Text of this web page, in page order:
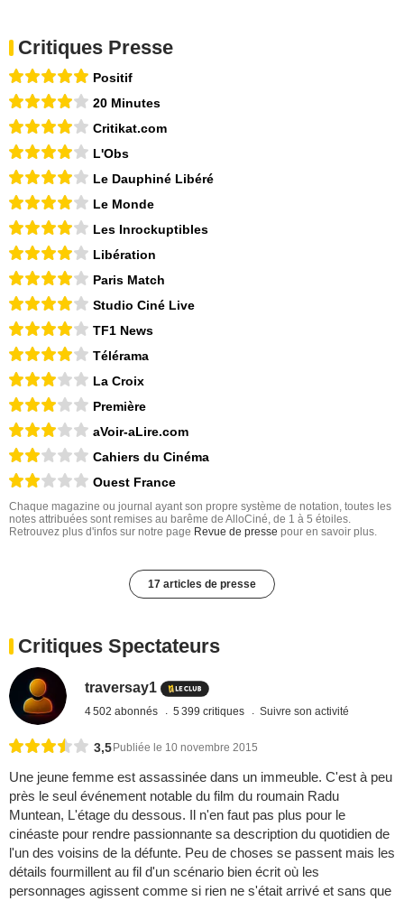
Critiques Presse
Positif
20 Minutes
Critikat.com
L'Obs
Le Dauphiné Libéré
Le Monde
Les Inrockuptibles
Libération
Paris Match
Studio Ciné Live
TF1 News
Télérama
La Croix
Première
aVoir-aLire.com
Cahiers du Cinéma
Ouest France
Chaque magazine ou journal ayant son propre système de notation, toutes les
notes attribuées sont remises au barême de AlloCiné, de 1 à 5 étoiles.
Retrouvez plus d'infos sur notre page Revue de presse pour en savoir plus.
17 articles de presse
Critiques Spectateurs
traversay1
4 502 abonnés 5 399 critiques Suivre son activité
3,5 Publiée le 10 novembre 2015
Une jeune femme est assassinée dans un immeuble. C'est à peu
près le seul événement notable du film du roumain Radu
Muntean, L'étage du dessous. Il n'en faut pas plus pour le
cinéaste pour rendre passionnante sa description du quotidien de
l'un des voisins de la défunte. Peu de choses se passent mais les
détails fourmillent au fil d'un scénario bien écrit où les
personnages agissent comme si rien ne s'était arrivé et sans que